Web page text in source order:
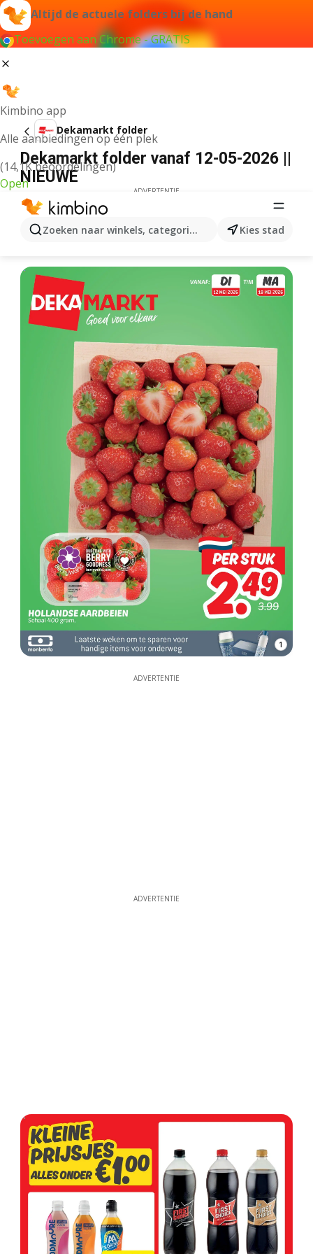
Altijd de actuele folders bij de hand
Toevoegen aan Chrome - GRATIS
Kimbino app
Alle aanbiedingen op één plek
(14,1K beoordelingen)
Open
Zoeken naar winkels, categorieën, producten...
Kies stad
Dekamarkt folder
Dekamarkt folder vanaf 12-05-2026 ||
NIEUWE
ADVERTENTIE
1
ADVERTENTIE
ADVERTENTIE